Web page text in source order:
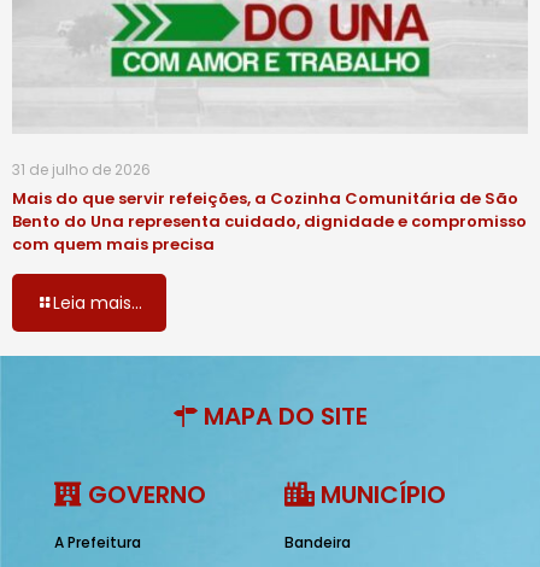
31 de julho de 2026
Mais do que servir refeições, a Cozinha Comunitária de São
Bento do Una representa cuidado, dignidade e compromisso
com quem mais precisa
Leia mais...
MAPA DO SITE
GOVERNO
A Prefeitura
MUNICÍPIO
Bandeira